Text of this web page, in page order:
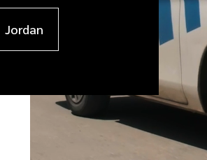
Jordan